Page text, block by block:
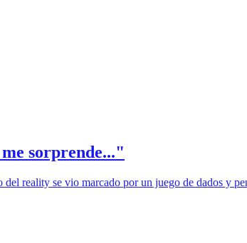
sorprende..."
reality se vio marcado por un juego de dados y